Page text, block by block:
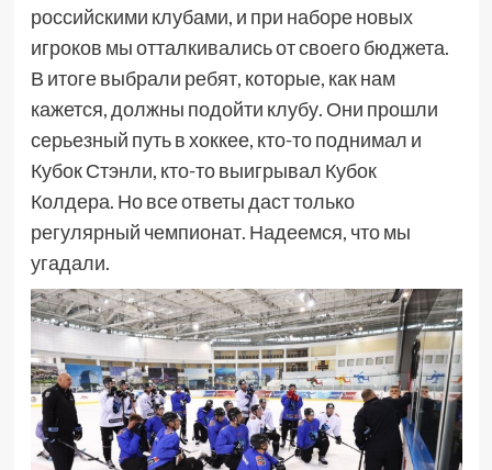
российскими клубами, и при наборе новых
игроков мы отталкивались от своего бюджета.
В итоге выбрали ребят, которые, как нам
кажется, должны подойти клубу. Они прошли
серьезный путь в хоккее, кто-то поднимал и
Кубок Стэнли, кто-то выигрывал Кубок
Колдера. Но все ответы даст только
регулярный чемпионат. Надеемся, что мы
угадали.